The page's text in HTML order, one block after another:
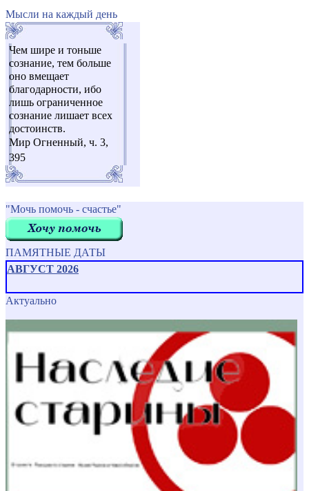
Мысли на каждый день
Чем шире и тоньше
сознание, тем больше
оно вмещает
благодарности, ибо
лишь ограниченное
сознание лишает всех
достоинств.
Мир Огненный, ч. 3,
395
"Мочь помочь - счастье"
ПАМЯТНЫЕ ДАТЫ
АВГУСТ 2026
Актуально